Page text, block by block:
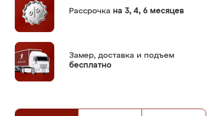
Рассрочка на 3, 4, 6 месяцев
Замер, доставка и подъем
бесплатно